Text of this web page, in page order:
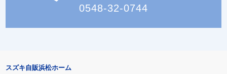
0548-32-0744
スズキ自販浜松ホーム